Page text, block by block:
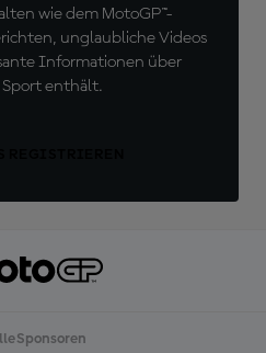
wie dem MotoGP™-
unglaubliche Videos
Informationen über
Sport enthält.
Sponsoren